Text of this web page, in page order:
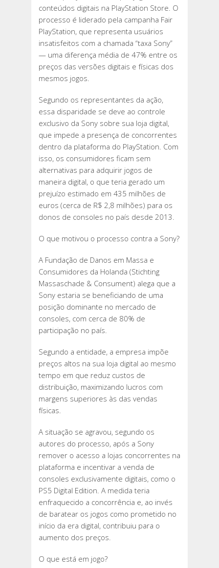
conteúdos digitais na PlayStation Store. O
processo é liderado pela campanha Fair
PlayStation, que representa usuários
insatisfeitos com a chamada “taxa Sony”
— uma diferença média de 47% entre os
preços das versões digitais e físicas dos
mesmos jogos.
Segundo os representantes da ação,
essa disparidade se deve ao controle
exclusivo da Sony sobre sua loja digital,
que impede a presença de concorrentes
dentro da plataforma do PlayStation. Com
isso, os consumidores ficam sem
alternativas para adquirir jogos de
maneira digital, o que teria gerado um
prejuízo estimado em 435 milhões de
euros (cerca de R$ 2,8 milhões) para os
donos de consoles no país desde 2013.
O que motivou o processo contra a Sony?
A Fundação de Danos em Massa e
Consumidores da Holanda (Stichting
Massaschade & Consument) alega que a
Sony estaria se beneficiando de uma
posição dominante no mercado de
consoles, com cerca de 80% de
participação no país.
Segundo a entidade, a empresa impõe
preços altos na sua loja digital ao mesmo
tempo em que reduz custos de
distribuição, maximizando lucros com
margens superiores às das vendas
físicas.
A situação se agravou, segundo os
autores do processo, após a Sony
remover o acesso a lojas concorrentes na
plataforma e incentivar a venda de
consoles exclusivamente digitais, como o
PS5 Digital Edition. A medida teria
enfraquecido a concorrência e, ao invés
de baratear os jogos como prometido no
início da era digital, contribuiu para o
aumento dos preços.
O que está em jogo?